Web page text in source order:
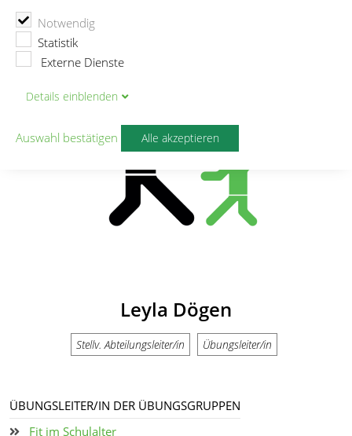
Notwendig
Statistik
Externe Dienste
Details einblenden
Auswahl bestätigen Alle akzeptieren
TSV Vaterstetten e.V.
Leyla Dögen
Stellv. Abteilungsleiter/in Übungsleiter/in
ÜBUNGSLEITER/IN DER ÜBUNGSGRUPPEN
Fit im Schulalter